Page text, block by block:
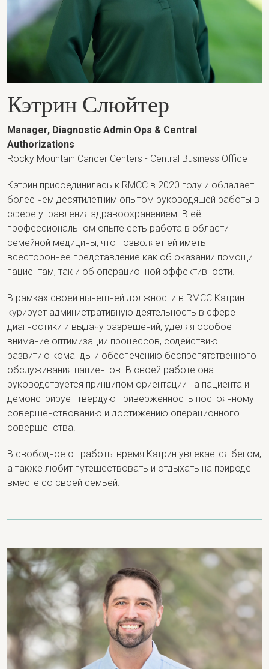
Кэтрин Слюйтер
Manager, Diagnostic Admin Ops & Central
Authorizations
Rocky Mountain Cancer Centers - Central Business Office
Кэтрин присоединилась к RMCC в 2020 году и обладает
более чем десятилетним опытом руководящей работы в
сфере управления здравоохранением. В её
профессиональном опыте есть работа в области
семейной медицины, что позволяет ей иметь
всестороннее представление как об оказании помощи
пациентам, так и об операционной эффективности.
В рамках своей нынешней должности в RMCC Кэтрин
курирует административную деятельность в сфере
диагностики и выдачу разрешений, уделяя особое
внимание оптимизации процессов, содействию
развитию команды и обеспечению беспрепятственного
обслуживания пациентов. В своей работе она
руководствуется принципом ориентации на пациента и
демонстрирует твердую приверженность постоянному
совершенствованию и достижению операционного
совершенства.
В свободное от работы время Кэтрин увлекается бегом,
а также любит путешествовать и отдыхать на природе
вместе со своей семьёй.